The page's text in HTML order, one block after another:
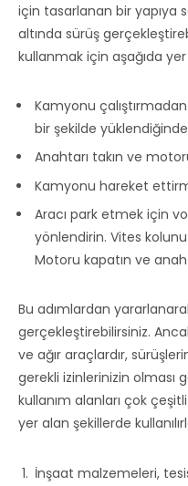
için tasarlanan bir yapıya
altında sürüş
kullanmak için aşağıda yer
Kamyonu
bir şekilde
Anahtarı takın ve
Kamyonu hareket
Aracı park etmek için
yönlendirin. Vites
Motoru kapatın ve
Bu adımlardan
gerçekleştirebilirsiniz.
ve ağır araçlardır,
gerekli izinlerinizin olması
kullanım alanları çok
yer alan şekillerde
İnşaat malzemeleri,